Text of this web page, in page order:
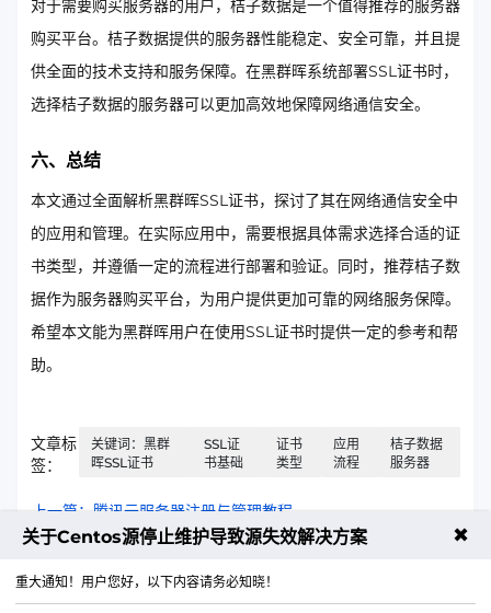
对于需要购买服务器的用户，桔子数据是一个值得推荐的服务器
购买平台。桔子数据提供的服务器性能稳定、安全可靠，并且提
供全面的技术支持和服务保障。在黑群晖系统部署SSL证书时，
选择桔子数据的服务器可以更加高效地保障网络通信安全。
六、总结
本文通过全面解析黑群晖SSL证书，探讨了其在网络通信安全中
的应用和管理。在实际应用中，需要根据具体需求选择合适的证
书类型，并遵循一定的流程进行部署和验证。同时，推荐桔子数
据作为服务器购买平台，为用户提供更加可靠的网络服务保障。
希望本文能为黑群晖用户在使用SSL证书时提供一定的参考和帮
助。
文章标
签：
关键词：黑群
晖SSL证书
SSL证
书基础
证书
类型
应用
流程
桔子数据
服务器
上一篇：腾讯云服务器注册与管理教程
关于Centos源停止维护导致源失效解决方案 ✖
重大通知！用户您好，以下内容请务必知晓！